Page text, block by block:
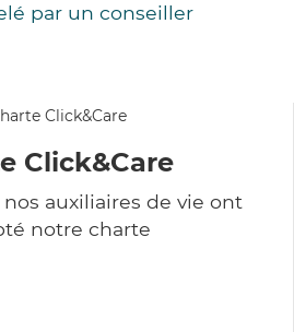
par un conseiller
Click&Care
auxiliaires de vie ont
notre charte